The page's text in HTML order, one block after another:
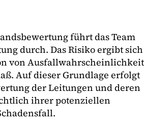
führt das Team
durch. Das Risiko ergibt sich
von Ausfallwahrscheinlichkeit
Auf dieser Grundlage erfolgt
der Leitungen und deren
ihrer potenziellen